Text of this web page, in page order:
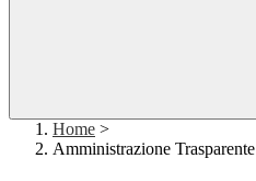
Home >
Amministrazione Trasparente